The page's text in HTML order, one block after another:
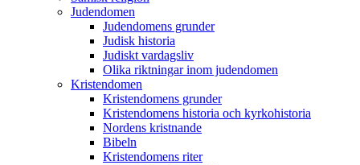
Judendomen
Judendomens grunder
Judisk historia
Judiskt vardagsliv
Olika riktningar inom judendomen
Kristendomen
Kristendomens grunder
Kristendomens historia och kyrkohistoria
Nordens kristnande
Bibeln
Kristendomens riter